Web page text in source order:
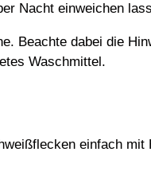
Nacht einweichen
Beachte dabei die
Waschmittel.
einfach mit